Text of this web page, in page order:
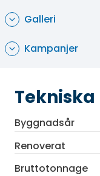
Galleri
Kampanjer
Byggnadsår
Renoverat
Bruttotonnage